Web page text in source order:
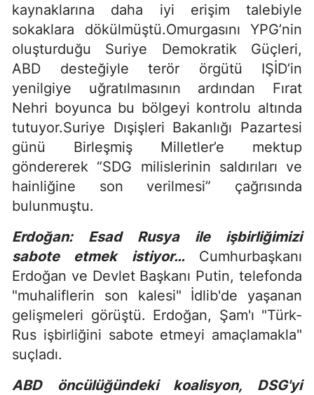
kaynaklarına daha iyi erişim talebiyle
sokaklara dökülmüştü.Omurgasını YPG’nin
oluşturduğu Suriye Demokratik Güçleri,
ABD desteğiyle terör örgütü IŞİD’in
yenilgiye uğratılmasının ardından Fırat
Nehri boyunca bu bölgeyi kontrolu altında
tutuyor.Suriye Dışişleri Bakanlığı Pazartesi
günü Birleşmiş Milletler’e mektup
göndererek “SDG milislerinin saldırıları ve
hainliğine son verilmesi” çağrısında
bulunmuştu.
Erdoğan: Esad Rusya ile işbirliğimizi
sabote etmek istiyor… Cumhurbaşkanı
Erdoğan ve Devlet Başkanı Putin, telefonda
"muhaliflerin son kalesi" İdlib'de yaşanan
gelişmeleri görüştü. Erdoğan, Şam'ı "Türk-
Rus işbirliğini sabote etmeyi amaçlamakla"
suçladı.
ABD öncülüğündeki koalisyon, DSG'yi